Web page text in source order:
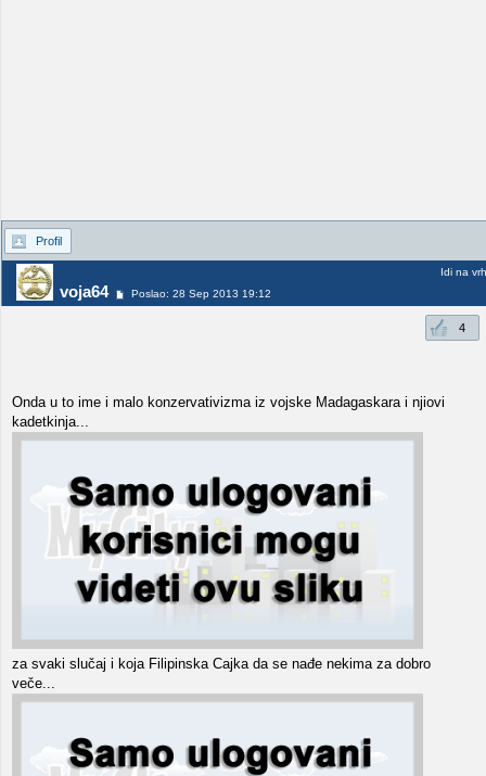
Profil
voja64 Poslao: 28 Sep 2013 19:12
Idi na vrh
4
Onda u to ime i malo konzervativizma iz vojske Madagaskara i njiovi
kadetkinja...
za svaki slučaj i koja Filipinska Cajka da se nađe nekima za dobro
veče...